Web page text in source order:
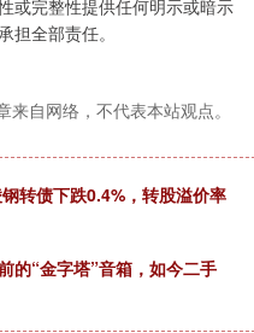
或完整性提供任何明示或暗示
担全部责任。
来自网络，不代表本站观点。
转债下跌0.4%，转股溢价率
的“金字塔”音箱，如今二手